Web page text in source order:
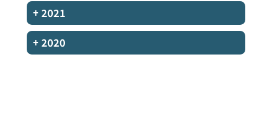
+ 2021
+ 2020